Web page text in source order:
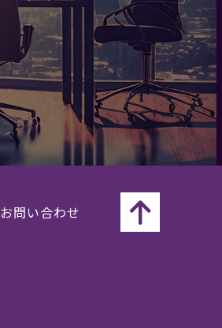
お問い合わせ